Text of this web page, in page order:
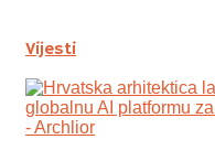
Vijesti